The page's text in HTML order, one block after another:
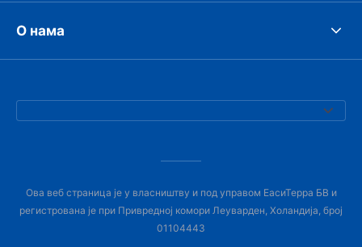
О нама
Ова веб страница је у власништву и под управом ЕасиТерра БВ и
регистрована је при Привредној комори Леуварден, Холандија, број
01104443